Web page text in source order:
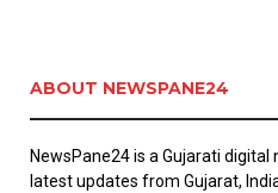
ABOUT NEWSPANE24
NewsPane24 is a Gujarati
latest updates from Gujarat,